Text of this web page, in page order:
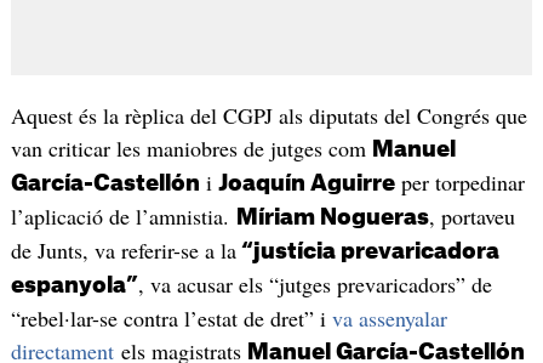
Aquest és la rèplica del CGPJ als diputats del Congrés que
van criticar les maniobres de jutges com Manuel
García-Castellón i Joaquín Aguirreper torpedinar
l’aplicació de l’amnistia.
Míriam Nogueras, portaveu
de Junts, va referir-se a la“justícia prevaricadora
espanyola”, va acusar els “jutges prevaricadors” de
“rebel·lar-se contra l’estat de dret” i va assenyalar
directamentels magistrats Manuel García-Castellón